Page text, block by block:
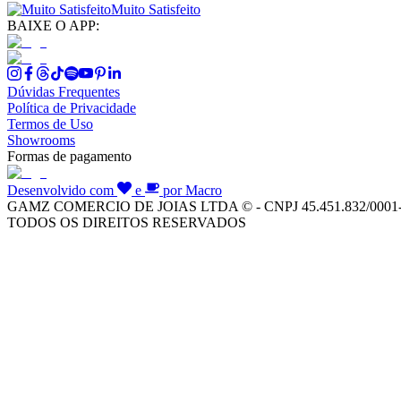
Muito Satisfeito
BAIXE O APP:
Dúvidas Frequentes
Política de Privacidade
Termos de Uso
Showrooms
Formas de pagamento
Desenvolvido com e
por Macro
GAMZ COMERCIO DE JOIAS LTDA © - CNPJ 45.451.832/
TODOS OS DIREITOS RESERVADOS